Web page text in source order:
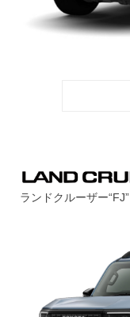
ランドクルーザー“FJ”